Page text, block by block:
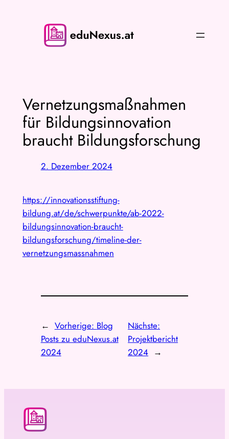
Vernetzungsmaßnahmen
für Bildungsinnovation
braucht Bildungsforschung
2. Dezember 2024
https://innovationsstiftung-
bildung.at/de/schwerpunkte/ab-2022-
bildungsinnovation-braucht-
bildungsforschung/timeline-der-
vernetzungsmassnahmen
← Vorherige: Blog
Posts zu eduNexus.at
2024
Nächste:
Projektbericht
2024 →